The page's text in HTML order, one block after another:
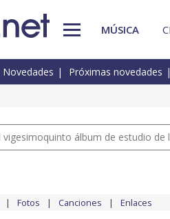
MÚSICA
Novedades Próximas novedades
álbum de estudio de
Fotos Canciones Enlaces